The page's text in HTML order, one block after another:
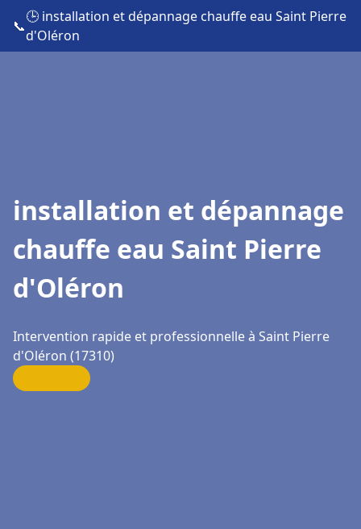
📞
🕒 installation et dépannage chauffe eau Saint Pierre
d'Oléron
installation et dépannage
chauffe eau Saint Pierre
d'Oléron
Intervention rapide et professionnelle à Saint Pierre
d'Oléron (17310)